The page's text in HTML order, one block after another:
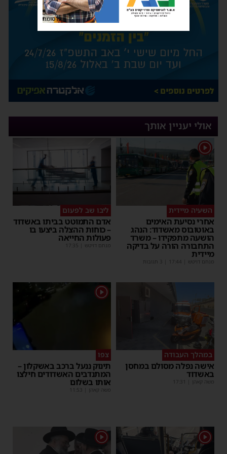
אולי יעניין אותך
1
השעיה מיידית
אחרי נסיעת האימים
באוטובוס מאשדוד: הנהג
הושעה מתפקידו – משרד
התחבורה הורה על בדיקה
מיידית
מנחם דויטש 17:44
ליבו שב לפעום
אדם התמוטט בביתו באשדוד
– כוחות ההצלה ביצעו בו
פעולות החייאה
מנחם דויטש 17:35
במהלך העבודה
אישה נפלה מסולם במחסן
באשדוד
משה קאהן 17:31
1
צפו
תינוק ננעל ברכב באשקלון –
המתנדבים האשדודים חילצו
אותו בשלום
משה קאהן 11:53
1
1
פרסומת